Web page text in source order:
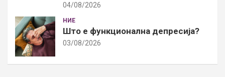
04/08/2026
НИЕ
Што е функционална депресија?
03/08/2026